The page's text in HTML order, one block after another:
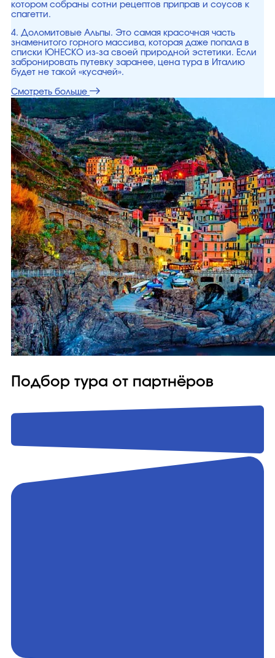
котором собраны сотни рецептов приправ и соусов к
спагетти.
4. Доломитовые Альпы. Это самая красочная часть
знаменитого горного массива, которая даже попала в
списки ЮНЕСКО из-за своей природной эстетики. Если
забронировать путевку заранее, цена тура в Италию
будет не такой «кусачей».
Смотреть больше
Подбор тура от партнёров